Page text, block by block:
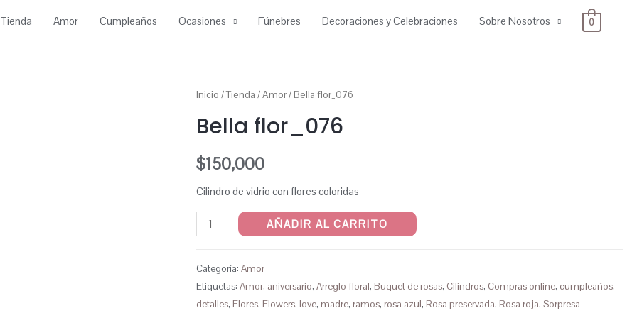
Tienda Amor Cumpleaños Ocasiones Fúnebres Decoraciones y Celebraciones Sobre Nosotros 0
Inicio /Tienda /Amor/ Bella flor_076
Bella flor_076
$150,000
Cilindro de vidrio con flores coloridas
Bella
flor_076
AÑADIR AL CARRITO
Categoría:Amor
Etiquetas:Amor, aniversario,Arreglo floral, Buquet de rosas, Cilindros, Compras online, cumpleaños,
detalles, Flores, Flowers, love, madre, ramos, rosa azul, Rosa preservada, Rosa roja,Sorpresa